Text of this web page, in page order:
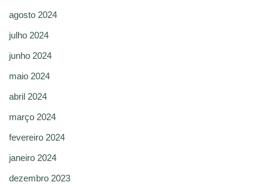
agosto 2024
julho 2024
junho 2024
maio 2024
abril 2024
março 2024
fevereiro 2024
janeiro 2024
dezembro 2023